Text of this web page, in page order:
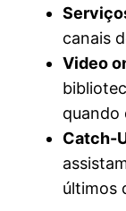
canais
Video
quando
Catch-
últimos